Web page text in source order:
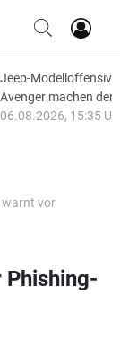
Jeep-
Avenger machen
06.08.2026, 15:35
warnt vor
Phishing-